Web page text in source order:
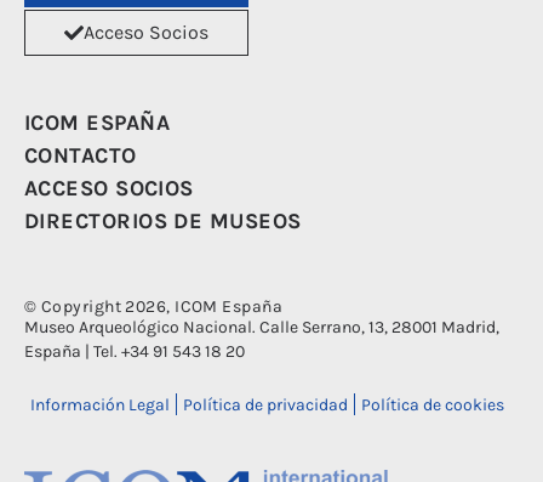
Acceso Socios
ICOM ESPAÑA
CONTACTO
ACCESO SOCIOS
DIRECTORIOS DE MUSEOS
© Copyright 2026, ICOM España
Museo Arqueológico Nacional. Calle Serrano, 13, 28001 Madrid,
España | Tel. +34 91 543 18 20
Información Legal Política de privacidad Política de cookies